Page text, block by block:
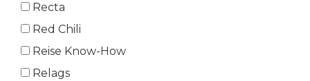
Recta
Red Chili
Reise Know-How
Relags